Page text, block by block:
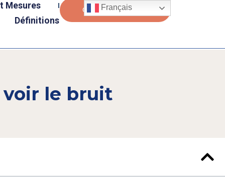
Mesures
Définitions
Contactez-Nous
le bruit
Français